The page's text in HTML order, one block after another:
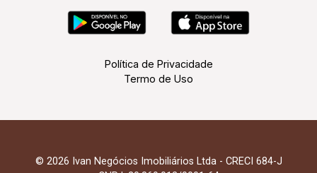
Política de Privacidade
Termo de Uso
© 2026 Ivan Negócios Imobiliários Ltda - CRECI 684-J